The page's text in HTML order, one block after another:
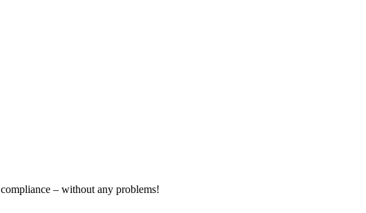
– without any problems!